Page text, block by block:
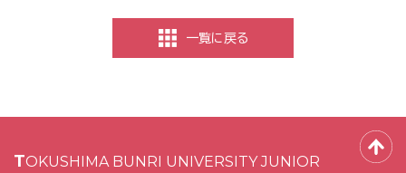
一覧に戻る
TOKUSHIMA BUNRI UNIVERSITY JUNIOR